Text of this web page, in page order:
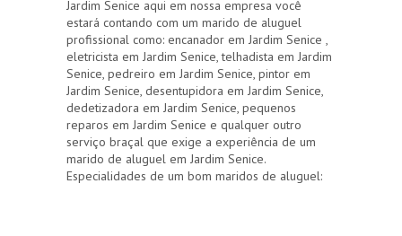
Jardim Senice aqui em nossa empresa você
estará contando com um marido de aluguel
profissional como: encanador em Jardim Senice ,
eletricista em Jardim Senice, telhadista em Jardim
Senice, pedreiro em Jardim Senice, pintor em
Jardim Senice, desentupidora em Jardim Senice,
dedetizadora em Jardim Senice, pequenos
reparos em Jardim Senice e qualquer outro
serviço braçal que exige a experiência de um
marido de aluguel em Jardim Senice.
Especialidades de um bom maridos de aluguel: